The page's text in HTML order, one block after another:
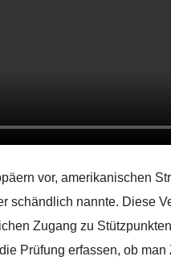
vor, amerikanischen
schändlich nannte. Diese
Zugang zu
Prüfung erfassen, ob